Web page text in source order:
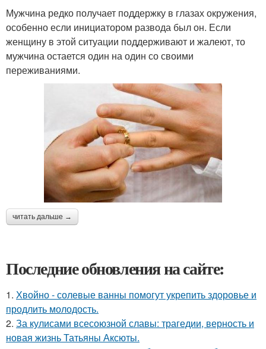
Мужчина редко получает поддержку в глазах окружения,
особенно если инициатором развода был он. Если
женщину в этой ситуации поддерживают и жалеют, то
мужчина остается один на один со своими
переживаниями.
читать дальше →
Последние обновления на сайте:
1. Хвойно - солевые ванны помогут укрепить здоровье и
продлить молодость.
2. За кулисами всесоюзной славы: трагедии, верность и
новая жизнь Татьяны Аксюты.